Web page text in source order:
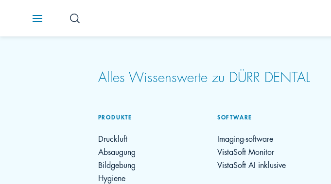
Alles Wissenswerte zu DÜRR DENTAL
PRODUKTE
Druckluft
Absaugung
Bildgebung
Hygiene
SOFTWARE
Imaging-software
VistaSoft Monitor
VistaSoft AI inklusive